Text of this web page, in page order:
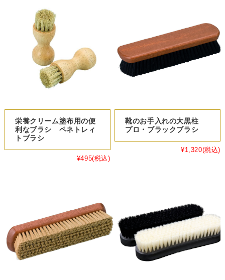
栄養クリーム塗布用の便
利なブラシ ペネトレィ
トブラシ
¥495(税込)
靴のお手入れの大黒柱
プロ・ブラックブラシ
¥1,320(税込)